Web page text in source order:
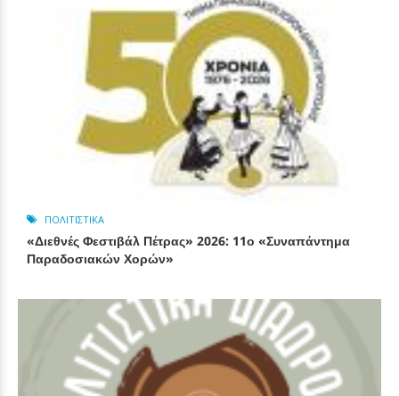
ΠΟΛΙΤΙΣΤΙΚΆ
«Διεθνές Φεστιβάλ Πέτρας» 2026: 11ο «Συναπάντημα
Παραδοσιακών Χορών»